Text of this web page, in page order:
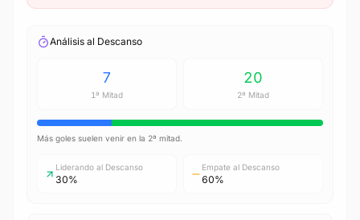
Análisis al Descanso
7
1ª Mitad
20
2ª Mitad
Más goles suelen venir en la 2ª mitad.
Liderando al Descanso
30%
Empate al Descanso
60%